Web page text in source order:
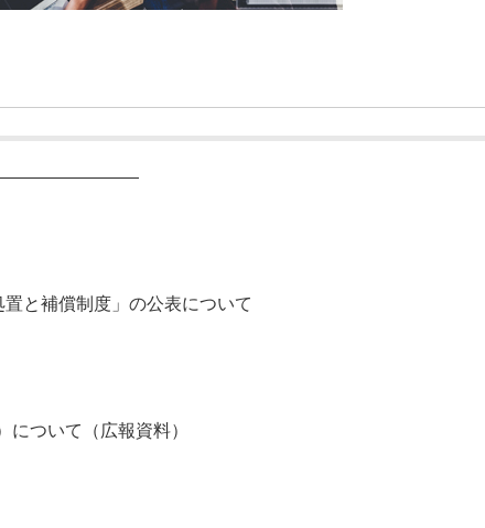
と補償制度」の公表について
ついて（広報資料）